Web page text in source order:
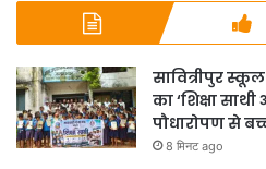
सावित्रीपुर
का ‘शिक्षा
पौधारोपण से
8 मिनट ago